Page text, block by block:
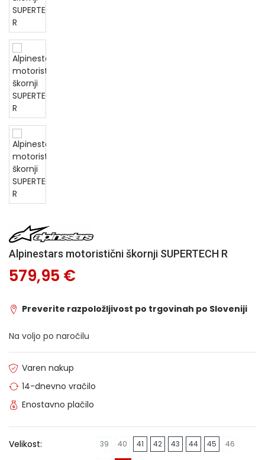
Alpinestars motoristični škornji SUPERTECH R
579,95 €
Preverite razpoložljivost po trgovinah po Sloveniji
Na voljo po naročilu
Varen nakup
14-dnevno vračilo
Enostavno plačilo
Velikost: 39 40 41 42 43 44 45 46